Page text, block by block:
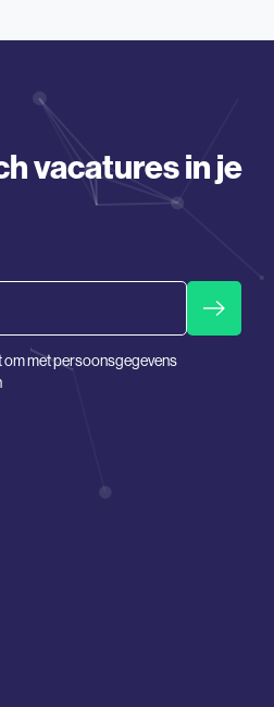
vacatures in je
om met persoonsgegevens